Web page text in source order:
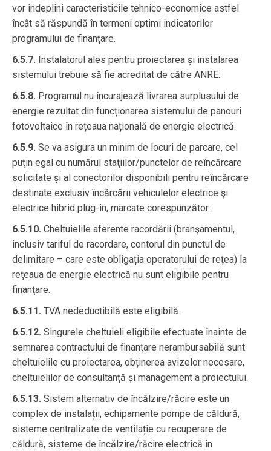
vor îndeplini caracteristicile tehnico-economice astfel
încât să răspundă în termeni optimi indicatorilor
programului de finanțare.
6.5.7. Instalatorul ales pentru proiectarea și instalarea
sistemului trebuie să fie acreditat de către ANRE.
6.5.8. Programul nu încurajează livrarea surplusului de
energie rezultat din funcționarea sistemului de panouri
fotovoltaice în rețeaua națională de energie electrică.
6.5.9. Se va asigura un minim de locuri de parcare, cel
puţin egal cu numărul staţiilor/punctelor de reîncărcare
solicitate și al conectorilor disponibili pentru reîncărcare
destinate exclusiv încărcării vehiculelor electrice şi
electrice hibrid plug-in, marcate corespunzător.
6.5.10. Cheltuielile aferente racordării (branşamentul,
inclusiv tariful de racordare, contorul din punctul de
delimitare – care este obligația operatorului de rețea) la
reţeaua de energie electrică nu sunt eligibile pentru
finanţare.
6.5.11. TVA nedeductibilă este eligibilă.
6.5.12. Singurele cheltuieli eligibile efectuate înainte de
semnarea contractului de finanţare nerambursabilă sunt
cheltuielile cu proiectarea, obținerea avizelor necesare,
cheltuielilor de consultanță și management a proiectului.
6.5.13. Sistem alternativ de încălzire/răcire este un
complex de instalații, echipamente pompe de căldură,
sisteme centralizate de ventilație cu recuperare de
căldură, sisteme de încălzire/răcire electrică în